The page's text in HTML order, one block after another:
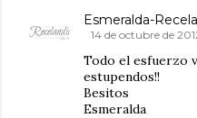
Esmeralda-
14 de octubre de
Todo el esfuerzo
estupendos!!
Besitos
Esmeralda